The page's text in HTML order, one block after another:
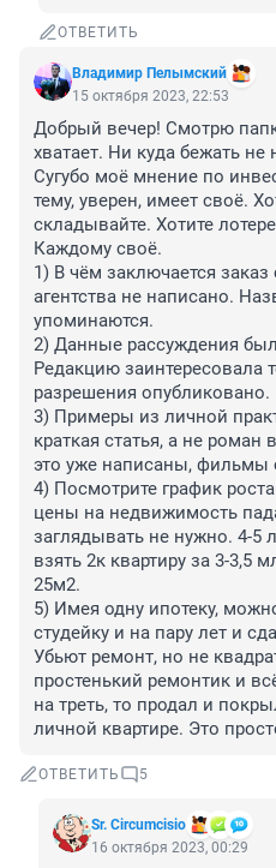
ОТВЕТИТЬ
Владимир Пелымский
15 октября 2023, 22:53
Добрый вечер! Смотрю
хватает. Ни куда бежать не
Сугубо моё мнение по
тему, уверен, имеет своё.
складывайте. Хотите
Каждому своё.
1) В чём заключается заказ
агентства не написано.
упоминаются.
2) Данные рассуждения
Редакцию заинтересовала
разрешения опубликовано.
3) Примеры из личной
краткая статья, а не роман
это уже написаны, фильмы
4) Посмотрите график
цены на недвижимость
заглядывать не нужно. 4-5
взять 2к квартиру за 3-3,5
25м2.
5) Имея одну ипотеку,
студейку и на пару лет и
Убьют ремонт, но не
простенький ремонтик и
на треть, то продал и
личной квартире. Это
ОТВЕТИТЬ 5
Sr. Circumcisio
16 октября 2023, 00:29